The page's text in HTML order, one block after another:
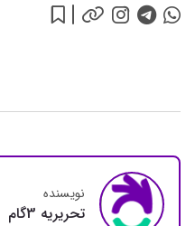
نویسنده
تحريريه 3گام